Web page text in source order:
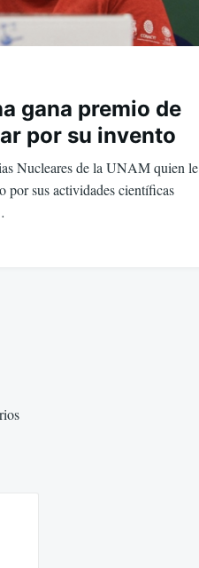
gana premio de
por su invento
Nucleares de la UNAM quien le
por sus actividades científicas